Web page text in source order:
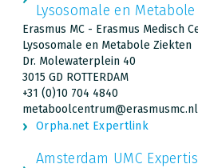
Lysosomale en
Erasmus MC - Erasmus Medisch
Lysosomale en Metabole Ziekten
Dr. Molewaterplein 40
3015 GD ROTTERDAM
+31 (0)10 704 4840
metaboolcentrum@erasmusmc.nl
Orpha.net Expertlink
Amsterdam UMC